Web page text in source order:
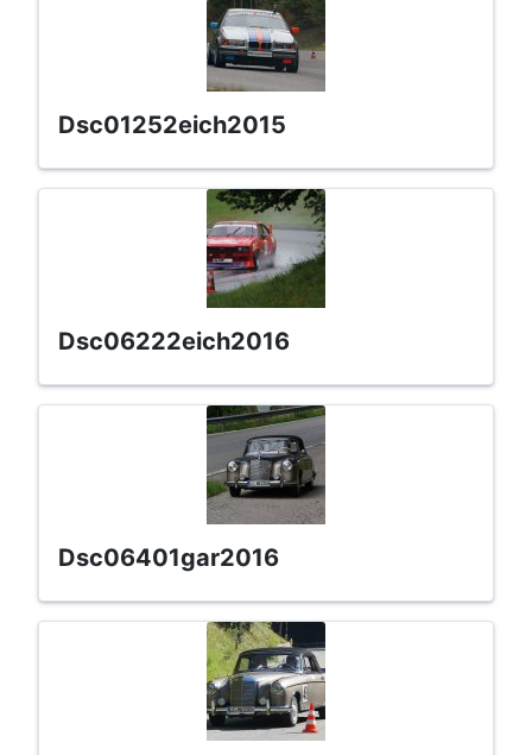
dsc01252eich2015
dsc06222eich2016
dsc06401gar2016